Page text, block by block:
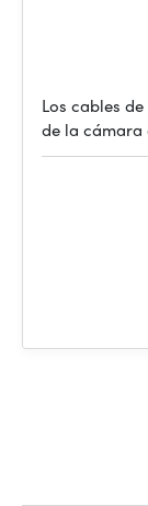
Los cables
de la cámara